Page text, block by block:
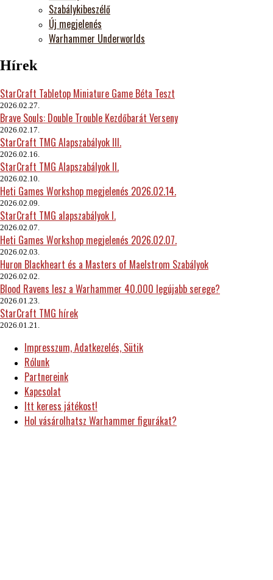
Szabálykibeszélő
Új megjelenés
Warhammer Underworlds
Hírek
StarCraft Tabletop Miniature Game Béta Teszt
2026.02.27.
Brave Souls: Double Trouble Kezdőbarát Verseny
2026.02.17.
StarCraft TMG Alapszabályok III.
2026.02.16.
StarCraft TMG Alapszabályok II.
2026.02.10.
Heti Games Workshop megjelenés 2026.02.14.
2026.02.09.
StarCraft TMG alapszabályok I.
2026.02.07.
Heti Games Workshop megjelenés 2026.02.07.
2026.02.03.
Huron Blackheart és a Masters of Maelstrom Szabályok
2026.02.02.
Blood Ravens lesz a Warhammer 40.000 legújabb serege?
2026.01.23.
StarCraft TMG hírek
2026.01.21.
Impresszum, Adatkezelés, Sütik
Rólunk
Partnereink
Kapcsolat
Itt keress játékost!
Hol vásárolhatsz Warhammer figurákat?